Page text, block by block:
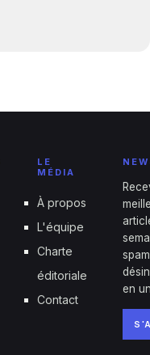
LE
MÉDIA
À propos
L'équipe
Charte
éditoriale
Contact
en